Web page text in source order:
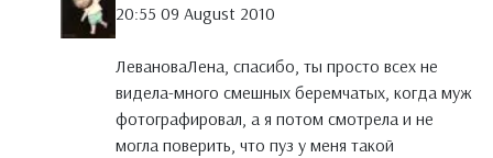
20:55 09 August 2010
ЛевановаЛена, спасибо, ты просто всех не
видела-много смешных беремчатых, когда муж
фотографировал, а я потом смотрела и не
могла поверить, что пуз у меня такой